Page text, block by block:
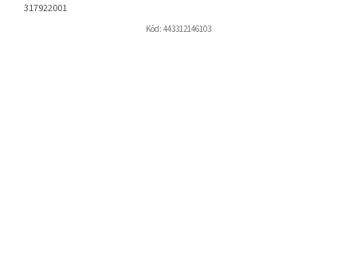
317922001
Kód: 443312146103